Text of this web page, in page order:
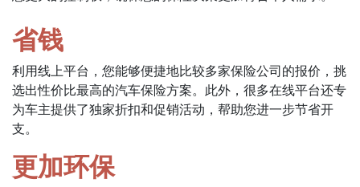
省钱
利用线上平台，您能够便捷地比较多家保险公司的报价，挑
选出性价比最高的汽车保险方案。此外，很多在线平台还专
为车主提供了独家折扣和促销活动，帮助您进一步节省开
支。
更加环保